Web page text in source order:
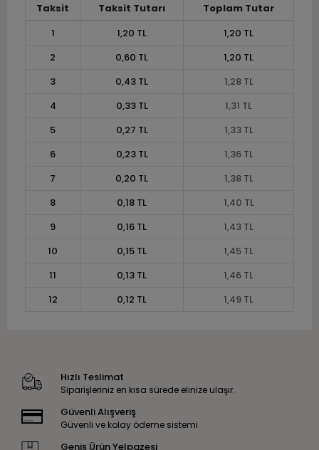
Taksit Taksit Tutarı
Toplam Tutar
1
1,20 TL
1,20 TL
2
0,60 TL
1,20 TL
3
0,43 TL
1,28 TL
4
0,33 TL
1,31 TL
5
0,27 TL
1,33 TL
6
0,23 TL
1,36 TL
7
0,20 TL
1,38 TL
8
0,18 TL
1,40 TL
9
0,16 TL
1,43 TL
10
0,15 TL
1,45 TL
11
0,13 TL
1,46 TL
12
0,12 TL 1,49 TL
Hızlı Teslimat
Siparişleriniz en kısa sürede elinize ulaşır.
Güvenli Alışveriş
Güvenli ve kolay ödeme sistemi
Geniş Ürün Yelpazesi